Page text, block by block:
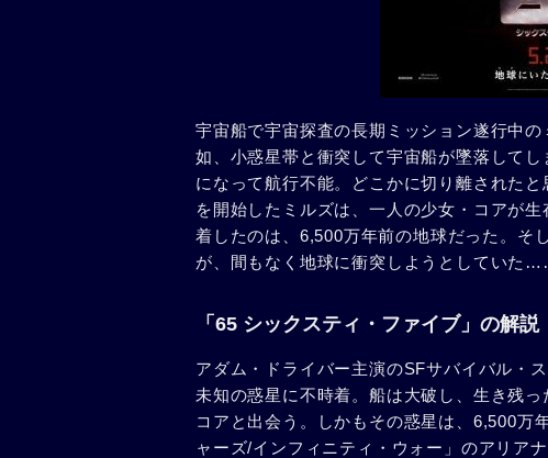
宇宙船で宇宙探査の長期ミッション遂行中
如、小惑星帯と衝突して宇宙船が墜落して
になって航行不能。どこかに切り離された
を開始したミルズは、一人の少女・コアが
着したのは、6,500万年前の地球だった。そ
が、間もなく地球に衝突しようとしていた
「65 シックスティ・ファイブ」の解説
アダム・ドライバー主演のSFサバイバル・
未知の惑星に不時着。船は大破し、生き残
コアと出会う。しかもその惑星は、6,500
ャーズ/インフィニティ・ウォー」のアリア